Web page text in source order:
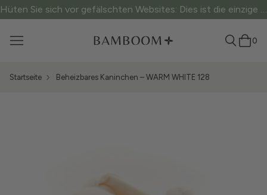
Hüten Sie sich vor gefälschten Websites: Dies ist die einzige offizielle Website.
0
Startseite Beheizbares Kaninchen – WARM WHITE 128